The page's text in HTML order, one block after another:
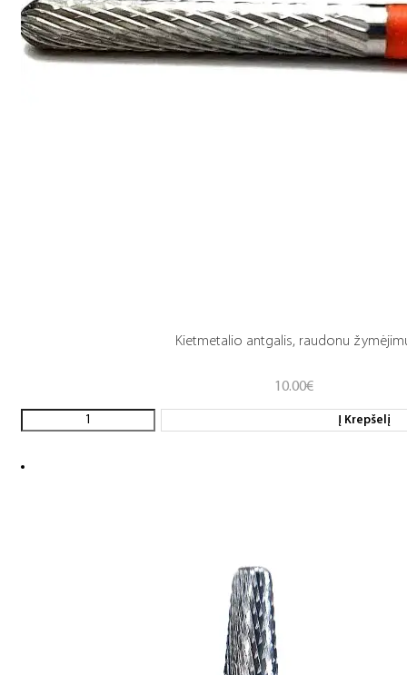
Kietmetalio antgalis, raudonu
10.00€
Į Krepšelį